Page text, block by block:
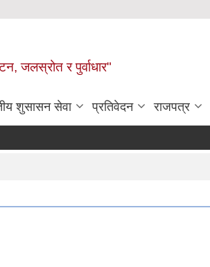
जलस्रोत र पुर्वाधार"
शुसासन सेवा प्रतिवेदन राजपत्र